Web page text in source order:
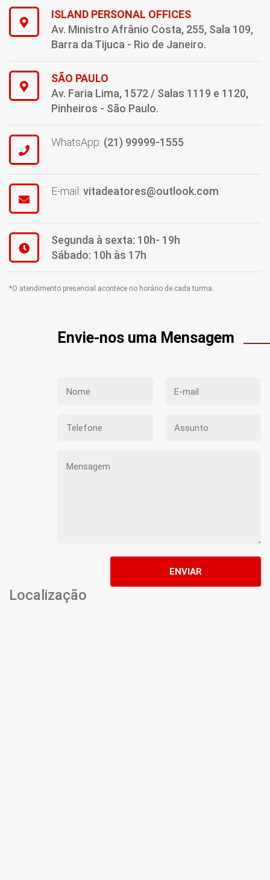
ISLAND PERSONAL OFFICES
Av. Ministro Afrânio Costa, 255, Sala 109,
Barra da Tijuca - Rio de Janeiro.
SÃO PAULO
Av. Faria Lima, 1572 / Salas 1119 e 1120,
Pinheiros - São Paulo.
WhatsApp: (21) 99999-1555
E-mail: vitadeatores@outlook.com
Segunda à sexta: 10h- 19h
Sábado: 10h às 17h
*O atendimento presencial acontece no horário de cada turma.
Envie-nos uma Mensagem
ENVIAR
Localização